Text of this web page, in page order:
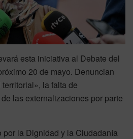
esta iniciativa al Debate del
20 de mayo. Denuncian
la falta de
las externalizaciones por parte
por la Dignidad y la Ciudadanía